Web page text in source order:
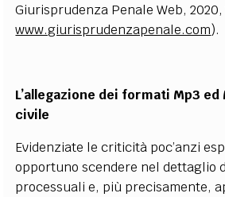
Giurisprudenza Penale Web, 2020,
www.giurisprudenzapenale.com).
L’allegazione dei formati Mp3
civile
Evidenziate le criticità poc’anzi
opportuno scendere nel dettaglio
processuali e, più precisamente,